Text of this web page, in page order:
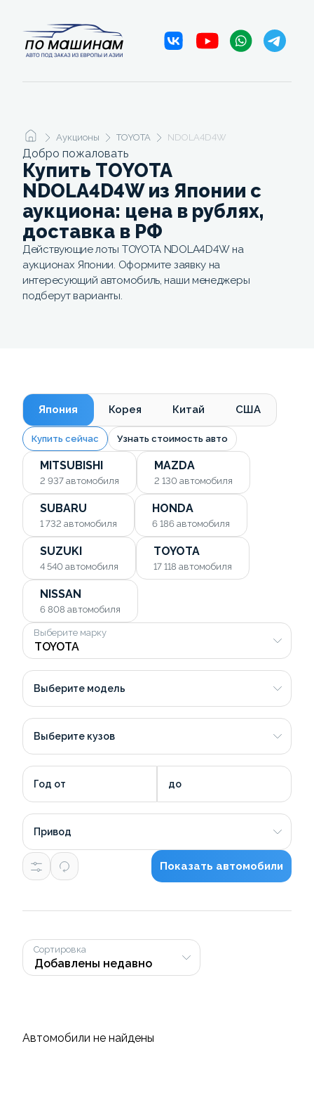
Аукционы TOYOTA NDOLA4D4W
Добро пожаловать
Купить TOYOTA
NDOLA4D4W из Японии с
аукциона: цена в рублях,
доставка в РФ
Действующие лоты TOYOTA NDOLA4D4W на
аукционах Японии. Оформите заявку на
интересующий автомобиль, наши менеджеры
подберут варианты.
Япония Корея Китай США
Купить сейчас Узнать стоимость авто
MITSUBISHI
2 937 автомобиля
MAZDA
2 130 автомобиля
SUBARU
1 732 автомобиля
HONDA
6 186 автомобиля
SUZUKI
4 540 автомобиля
TOYOTA
17 118 автомобиля
NISSAN
6 808 автомобиля
Выберите марку
Выберите модель
Выберите кузов
Год от до
Привод
Показать автомобили
Сортировка
Автомобили не найдены